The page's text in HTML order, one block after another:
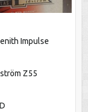
Impulse
Z55